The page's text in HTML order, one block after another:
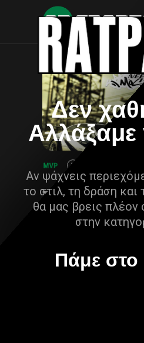
Δεν
Αν ψάχνεις
το στιλ, τη δράση και
θα μας βρεις πλέον
στην
Πάμε στο